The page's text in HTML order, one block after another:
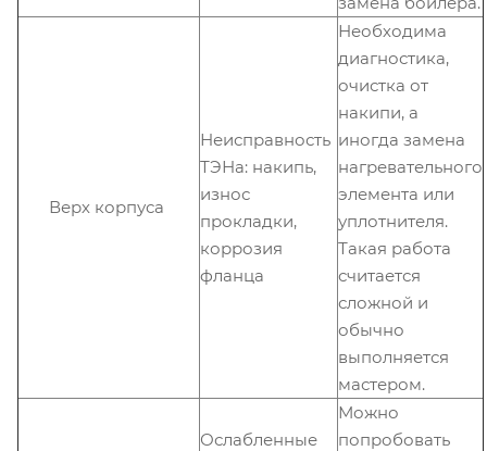
Верх корпуса
Неисправность
ТЭНа: накипь,
износ
прокладки,
коррозия
фланца
Необходима
диагностика,
очистка от
накипи, а
иногда замена
нагревательного
элемента или
уплотнителя.
Такая работа
считается
сложной и
обычно
выполняется
мастером.
Ослабленные
Можно
попробовать